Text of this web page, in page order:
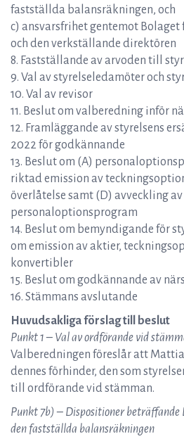
fastställda balansräkningen, och
c) ansvarsfrihet gentemot
och den verkställande direktören
8. Fastställande av arvoden till
9. Val av styrelseledamöter och
10. Val av revisor
11. Beslut om valberedning inför
12. Framläggande av styrelsens
2022 för godkännande
13. Beslut om (A)
riktad emission av
överlåtelse samt (D) avveckling
personaloptionsprogram
14. Beslut om bemyndigande för
om emission av aktier,
konvertibler
15. Beslut om godkännande av
16. Stämmans avslutande
Huvudsakliga förslag till beslut
Punkt 1 – Val av ordförande vid
Valberedningen föreslår att
dennes förhinder, den som
till ordförande vid stämman.
Punkt 7b) – Dispositioner
den fastställda balansräkningen